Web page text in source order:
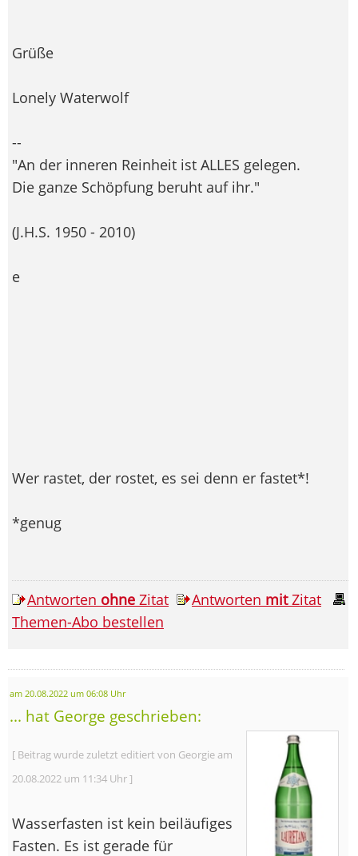
Grüße
Lonely Waterwolf
--
"An der inneren Reinheit ist ALLES gelegen.
Die ganze Schöpfung beruht auf ihr."
(J.H.S. 1950 - 2010)
e
Wer rastet, der rostet, es sei denn er fastet*!
*genug
Antworten ohne Zitat Antworten mitZitat
Themen-Abo bestellen
am 20.08.2022 um 06:08 Uhr
... hat George geschrieben:
[ Beitrag wurde zuletzt editiert von Georgie am
20.08.2022 um 11:34 Uhr ]
Wasserfasten ist kein beiläufiges
Fasten. Es ist gerade für